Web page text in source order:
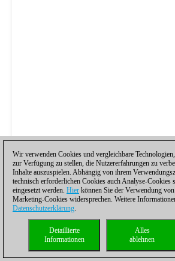
Wir verwenden Cookies und vergleichbare
zur Verfügung zu stellen, die Nutzererfahrungen zu
Inhalte auszuspielen. Abhängig von ihrem
technisch erforderlichen Cookies auch Analyse-
eingesetzt werden. Hier können Sie der Verwendung
Marketing-Cookies widersprechen. Weitere
Datenschutzerklärung.
Alles
ablehnen
Detaillierte
Informationen